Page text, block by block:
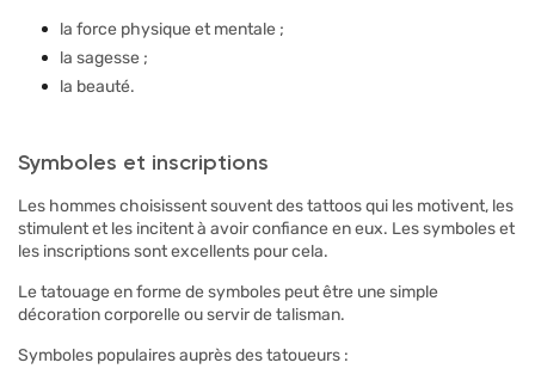
la force physique et mentale ;
la sagesse ;
la beauté.
Symboles et inscriptions
Les hommes choisissent souvent des tattoos qui les motivent, les
stimulent et les incitent à avoir confiance en eux. Les symboles et
les inscriptions sont excellents pour cela.
Le tatouage en forme de symboles peut être une simple
décoration corporelle ou servir de talisman.
Symboles populaires auprès des tatoueurs :